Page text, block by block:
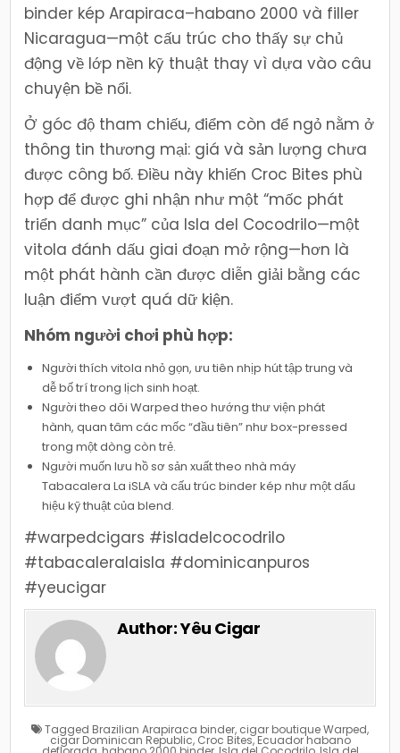
binder kép Arapiraca–habano 2000 và filler
Nicaragua—một cấu trúc cho thấy sự chủ
động về lớp nền kỹ thuật thay vì dựa vào câu
chuyện bề nổi.
Ở góc độ tham chiếu, điểm còn để ngỏ nằm ở
thông tin thương mại: giá và sản lượng chưa
được công bố. Điều này khiến Croc Bites phù
hợp để được ghi nhận như một “mốc phát
triển danh mục” của Isla del Cocodrilo—một
vitola đánh dấu giai đoạn mở rộng—hơn là
một phát hành cần được diễn giải bằng các
luận điểm vượt quá dữ kiện.
Nhóm người chơi phù hợp:
Người thích vitola nhỏ gọn, ưu tiên nhịp hút tập trung và
dễ bố trí trong lịch sinh hoạt.
Người theo dõi Warped theo hướng thư viện phát
hành, quan tâm các mốc “đầu tiên” như box-pressed
trong một dòng còn trẻ.
Người muốn lưu hồ sơ sản xuất theo nhà máy
Tabacalera La iSLA và cấu trúc binder kép như một dấu
hiệu kỹ thuật của blend.
#warpedcigars #isladelcocodrilo
#tabacaleralaisla #dominicanpuros
#yeucigar
Author:Yêu Cigar
Tagged Brazilian Arapiraca binder, cigar boutique Warped,
cigar Dominican Republic, Croc Bites,Ecuador habano